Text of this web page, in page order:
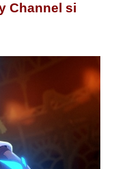
Channel si